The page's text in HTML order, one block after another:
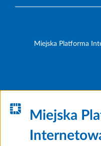
Miejska Platforma
Miejska